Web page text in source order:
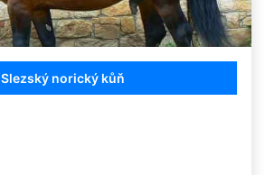
Slezský norický kůň